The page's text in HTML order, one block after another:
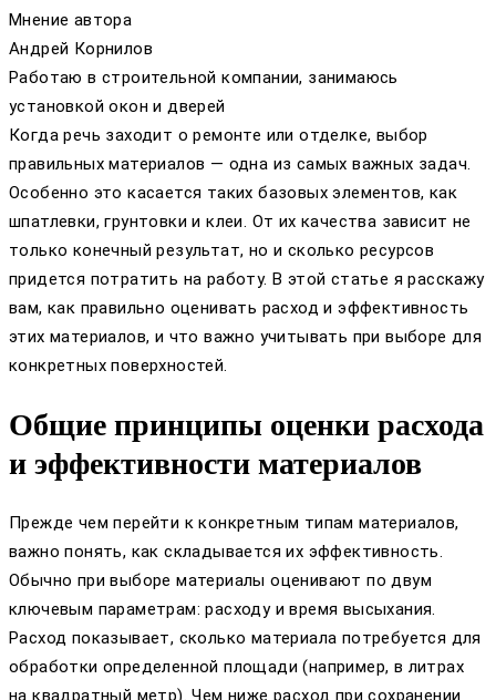
Мнение автора
Андрей Корнилов
Работаю в строительной компании, занимаюсь
установкой окон и дверей
Когда речь заходит о ремонте или отделке, выбор
правильных материалов — одна из самых важных задач.
Особенно это касается таких базовых элементов, как
шпатлевки, грунтовки и клеи. От их качества зависит не
только конечный результат, но и сколько ресурсов
придется потратить на работу. В этой статье я расскажу
вам, как правильно оценивать расход и эффективность
этих материалов, и что важно учитывать при выборе для
конкретных поверхностей.
Общие принципы оценки расхода
и эффективности материалов
Прежде чем перейти к конкретным типам материалов,
важно понять, как складывается их эффективность.
Обычно при выборе материалы оценивают по двум
ключевым параметрам: расходу и время высыхания.
Расход показывает, сколько материала потребуется для
обработки определенной площади (например, в литрах
на квадратный метр). Чем ниже расход при сохранении